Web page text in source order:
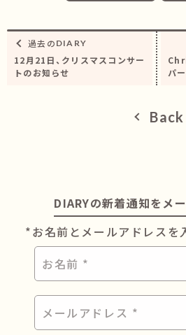
過去の DIARY
12月21日、クリスマスコンサー
トのお知らせ
パ
Back
DIARYの新着通知をメ
*お名前とメールアドレスを
お
名
前
*
メ
ー